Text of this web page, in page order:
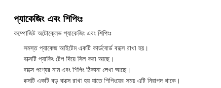
প্যাকেজিং এবং শিপিংঃ
কম্পোজিট অটোক্লেভ প্যাকেজিং এবং শিপিংঃ
সমস্ত প্যাকেজ আইটেম একটি কার্ডবোর্ড বাক্সে রাখা হয়।
বাক্সটি প্যাকিং টেপ দিয়ে সিল করা আছে।
বাক্সে পণ্যের নাম এবং শিপিং ঠিকানা লেখা আছে।
বক্সটি একটি বড় বাক্সে রাখা হয় যাতে শিপিংয়ের সময় এটি নিরাপদ থাকে।